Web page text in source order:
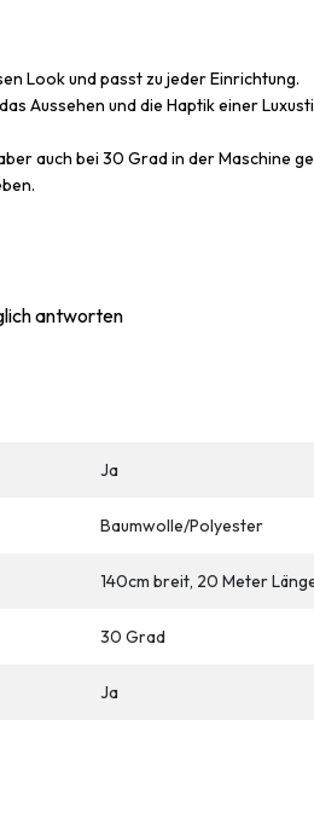
Look und passt zu jeder Einrichtung.
Aussehen und die Haptik einer
auch bei 30 Grad in der Maschine
antworten
Ja
Baumwolle/Polyester
140cm breit, 20 Meter
30 Grad
Ja